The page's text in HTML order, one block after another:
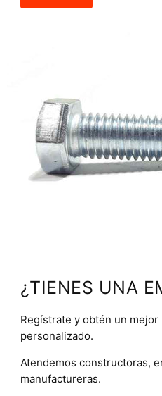
¿TIENES UNA
Regístrate y obtén un
personalizado.
Atendemos constructoras,
manufactureras.